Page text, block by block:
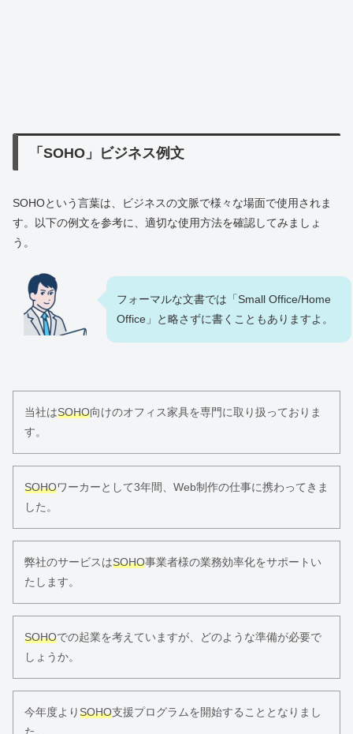
「SOHO」ビジネス例文
SOHOという言葉は、ビジネスの文脈で様々な場面で使用されま
す。以下の例文を参考に、適切な使用方法を確認してみましょ
う。
フォーマルな文書では「Small Office/Home
Office」と略さずに書くこともありますよ。
当社はSOHO向けのオフィス家具を専門に取り扱っておりま
す。
SOHOワーカーとして3年間、Web制作の仕事に携わってきま
した。
弊社のサービスはSOHO事業者様の業務効率化をサポートい
たします。
SOHOでの起業を考えていますが、どのような準備が必要で
しょうか。
今年度よりSOHO支援プログラムを開始することとなりまし
た。